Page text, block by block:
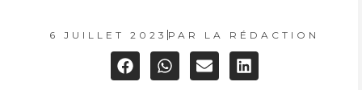
6 JUILLET 2023 PAR LA RÉDACTION